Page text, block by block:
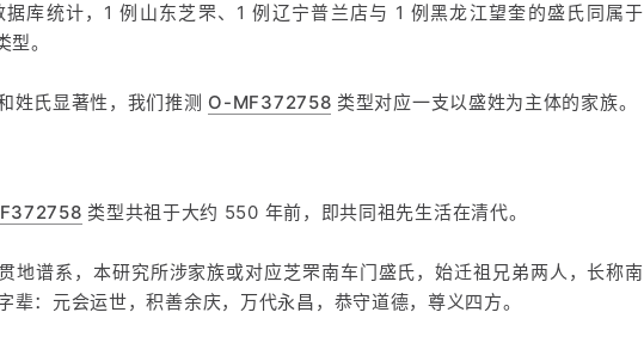
库统计，1 例山东芝罘、1 例辽宁普兰店与 1 例黑龙江望奎的盛氏同属于
型。
姓氏显著性，我们推测 O-MF372758 类型对应一支以盛姓为主体的家族。
类型共祖于大约 550 年前，即共同祖先生活在清代。
地谱系，本研究所涉家族或对应芝罘南车门盛氏，始迁祖兄弟两人，长称南
辈：元会运世，积善余庆，万代永昌，恭守道德，尊义四方。